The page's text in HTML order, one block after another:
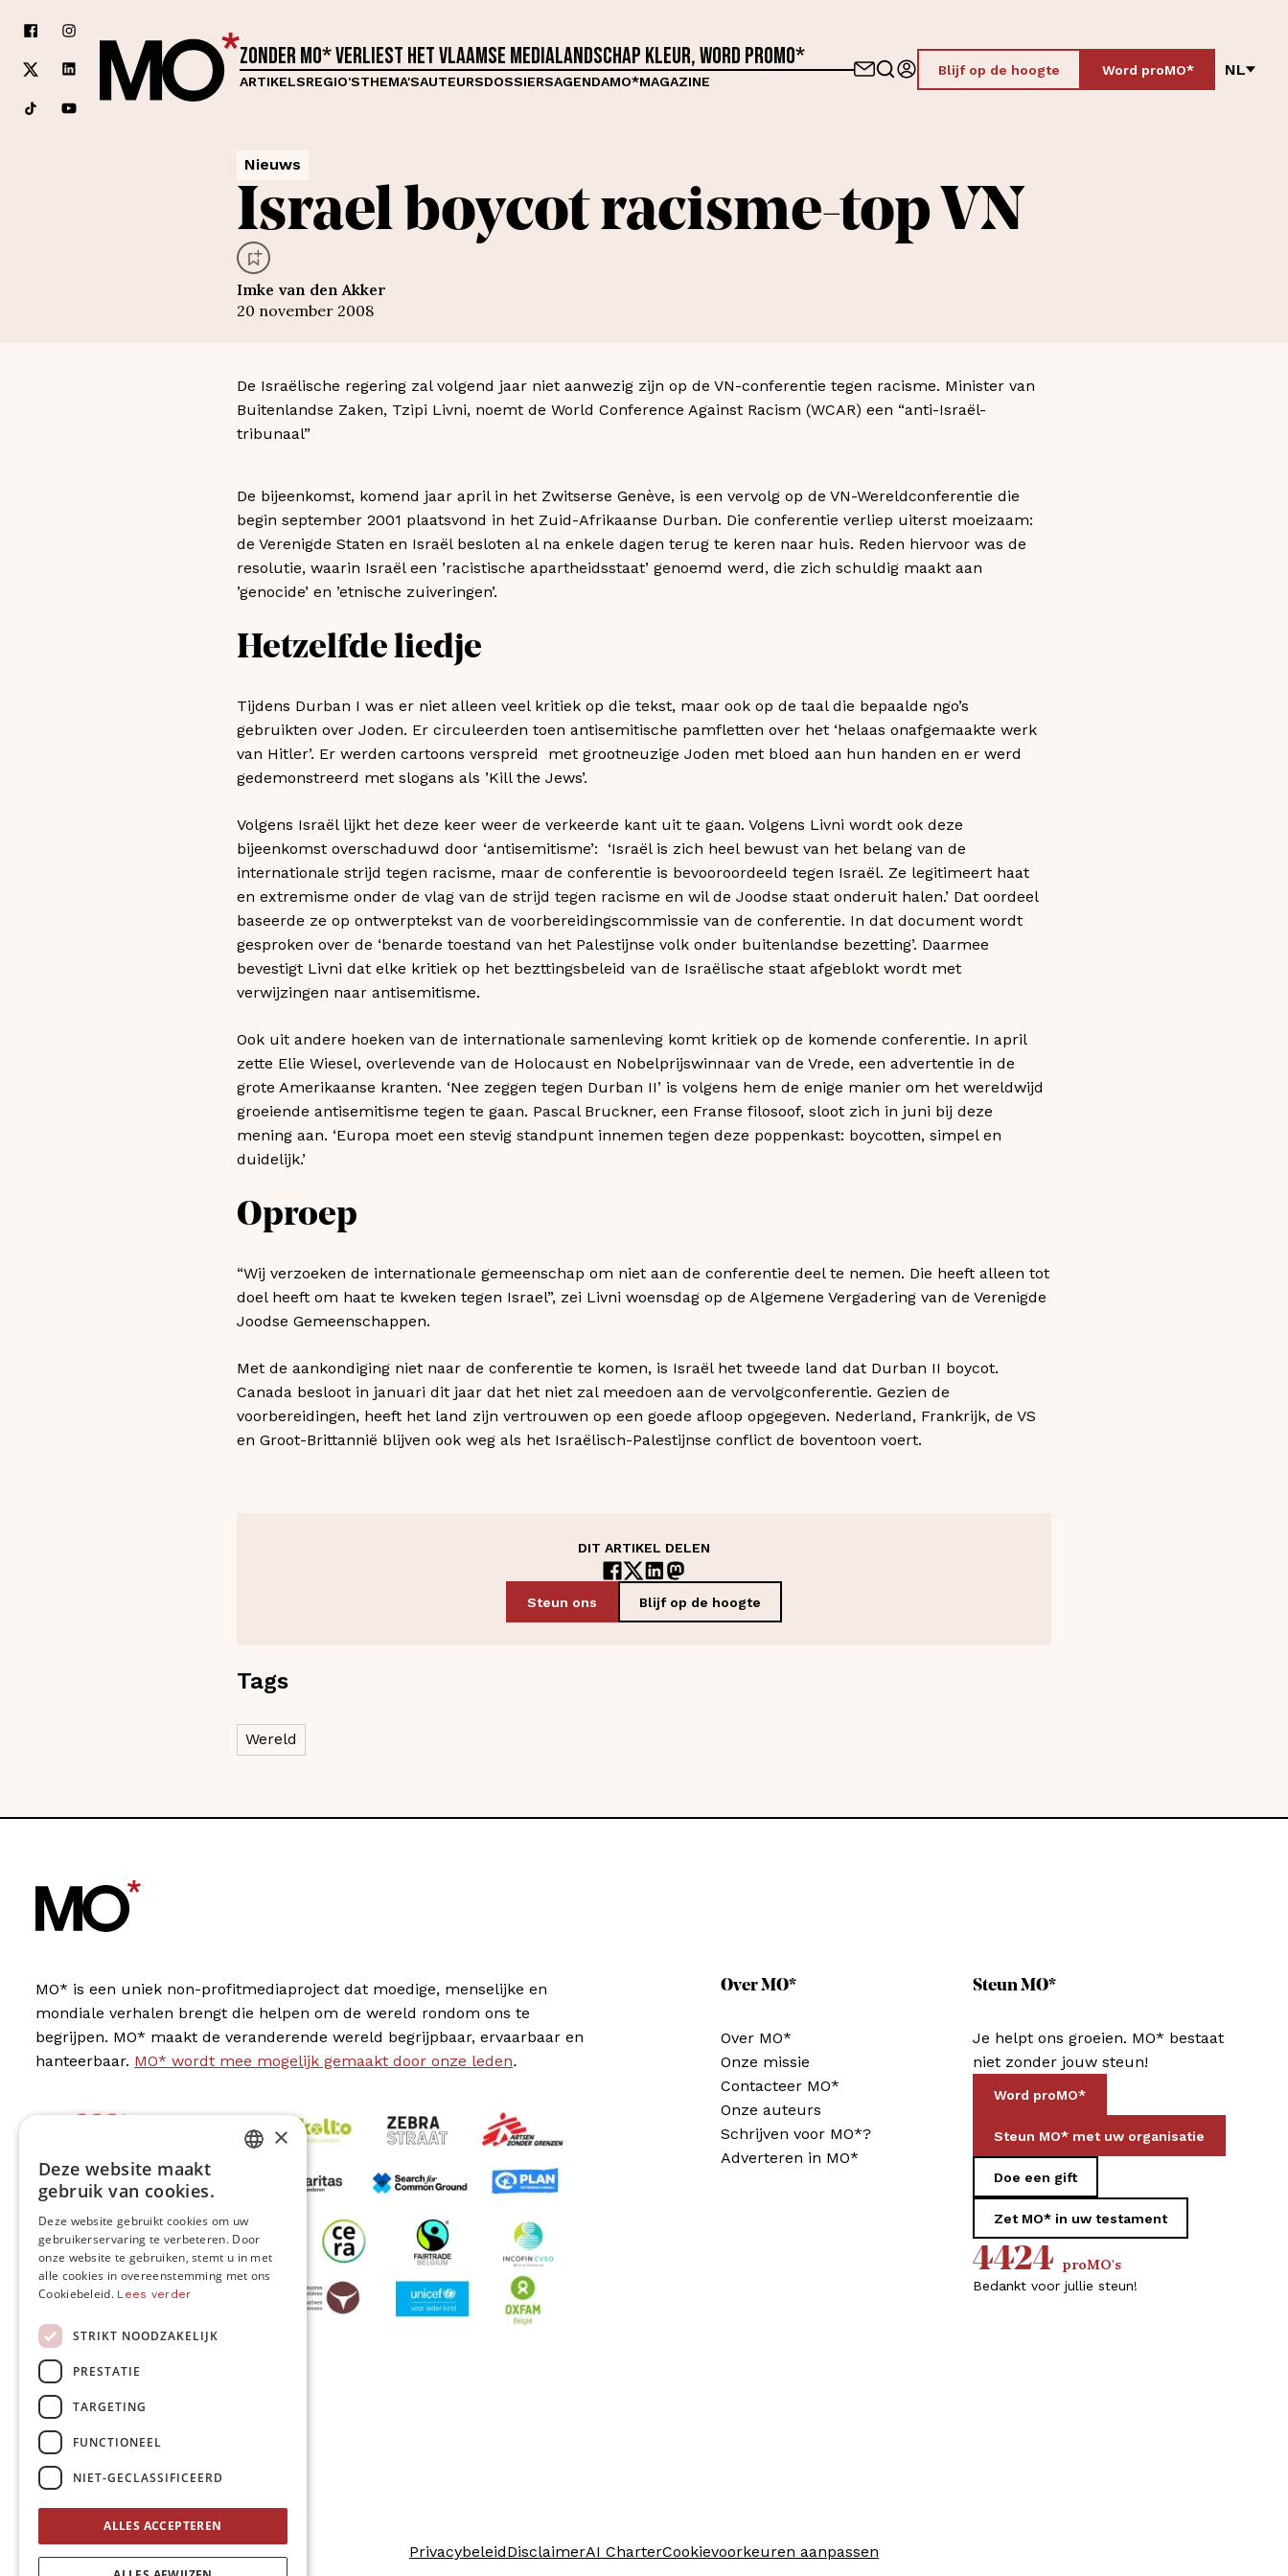
Zonder MO* verliest het Vlaamse medialandschap kleur, word proMO*
ARTIKELSREGIO'STHEMA'SAUTEURSDOSSIERSAGENDAMO*MAGAZINE
Blijf op de hoogte Word proMO* NL
Nieuws
Israel boycot racisme-top VN
Imke van den Akker
20 november 2008
De Israëlische regering zal volgend jaar niet aanwezig zijn op de VN-conferentie tegen racisme. Minister van
Buitenlandse Zaken, Tzipi Livni, noemt de World Conference Against Racism (WCAR) een “anti-Israël-
tribunaal”
De bijeenkomst, komend jaar april in het Zwitserse Genève, is een vervolg op de VN-Wereldconferentie die
begin september 2001 plaatsvond in het Zuid-Afrikaanse Durban. Die conferentie verliep uiterst moeizaam:
de Verenigde Staten en Israël besloten al na enkele dagen terug te keren naar huis. Reden hiervoor was de
resolutie, waarin Israël een ’racistische apartheidsstaat’ genoemd werd, die zich schuldig maakt aan
’genocide’ en ’etnische zuiveringen’.
Hetzelfde liedje
Tijdens Durban I was er niet alleen veel kritiek op die tekst, maar ook op de taal die bepaalde ngo’s
gebruikten over Joden. Er circuleerden toen antisemitische pamfletten over het ‘helaas onafgemaakte werk
van Hitler’. Er werden cartoons verspreid met grootneuzige Joden met bloed aan hun handen en er werd
gedemonstreerd met slogans als ’Kill the Jews’.
Volgens Israël lijkt het deze keer weer de verkeerde kant uit te gaan. Volgens Livni wordt ook deze
bijeenkomst overschaduwd door ‘antisemitisme’: ‘Israël is zich heel bewust van het belang van de
internationale strijd tegen racisme, maar de conferentie is bevooroordeeld tegen Israël. Ze legitimeert haat
en extremisme onder de vlag van de strijd tegen racisme en wil de Joodse staat onderuit halen.’ Dat oordeel
baseerde ze op ontwerptekst van de voorbereidingscommissie van de conferentie. In dat document wordt
gesproken over de ‘benarde toestand van het Palestijnse volk onder buitenlandse bezetting’. Daarmee
bevestigt Livni dat elke kritiek op het bezttingsbeleid van de Israëlische staat afgeblokt wordt met
verwijzingen naar antisemitisme.
Ook uit andere hoeken van de internationale samenleving komt kritiek op de komende conferentie. In april
zette Elie Wiesel, overlevende van de Holocaust en Nobelprijswinnaar van de Vrede, een advertentie in de
grote Amerikaanse kranten. ‘Nee zeggen tegen Durban II’ is volgens hem de enige manier om het wereldwijd
groeiende antisemitisme tegen te gaan. Pascal Bruckner, een Franse filosoof, sloot zich in juni bij deze
mening aan. ‘Europa moet een stevig standpunt innemen tegen deze poppenkast: boycotten, simpel en
duidelijk.’
Oproep
“Wij verzoeken de internationale gemeenschap om niet aan de conferentie deel te nemen. Die heeft alleen tot
doel heeft om haat te kweken tegen Israel”, zei Livni woensdag op de Algemene Vergadering van de Verenigde
Joodse Gemeenschappen.
Met de aankondiging niet naar de conferentie te komen, is Israël het tweede land dat Durban II boycot.
Canada besloot in januari dit jaar dat het niet zal meedoen aan de vervolgconferentie. Gezien de
voorbereidingen, heeft het land zijn vertrouwen op een goede afloop opgegeven. Nederland, Frankrijk, de VS
en Groot-Brittannië blijven ook weg als het Israëlisch-Palestijnse conflict de boventoon voert.
DIT ARTIKEL DELEN
Steun ons Blijf op de hoogte
Tags
Wereld
MO* is een uniek non-profitmediaproject dat moedige, menselijke en
mondiale verhalen brengt die helpen om de wereld rondom ons te
begrijpen. MO* maakt de veranderende wereld begrijpbaar, ervaarbaar en
hanteerbaar. MO* wordt mee mogelijk gemaakt door onze leden.
MO* wordt gesteund door
Volg ons
Over MO*
Over MO*
Onze missie
Contacteer MO*
Onze auteurs
Schrijven voor MO*?
Adverteren in MO*
Steun MO*
Je helpt ons groeien. MO* bestaat
niet zonder jouw steun!
Word proMO*
Steun MO* met uw organisatie
Doe een gift
Zet MO* in uw testament
4424 proMO's
Bedankt voor jullie steun!
PrivacybeleidDisclaimerAI CharterCookievoorkeuren aanpassen
ENGLISH
×
Deze website maakt
gebruik van cookies.
Deze website gebruikt cookies om uw
gebruikerservaring te verbeteren. Door
onze website te gebruiken, stemt u in met
alle cookies in overeenstemming met ons
Cookiebeleid. Lees verder
STRIKT NOODZAKELIJK
PRESTATIE
TARGETING
FUNCTIONEEL
NIET-GECLASSIFICEERD
ALLES ACCEPTEREN